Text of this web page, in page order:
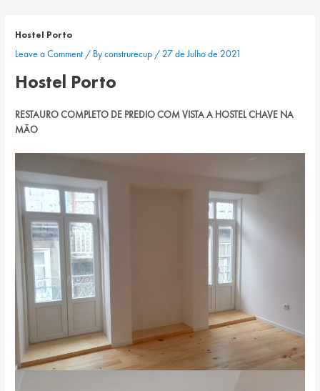
contentHostel Porto
Leave a Comment / Byconstrurecup / 27 de Julho de 2021
Hostel Porto
RESTAURO COMPLETO DE PREDIO COM VISTA A HOSTEL CHAVE NA
MÃO
artigos